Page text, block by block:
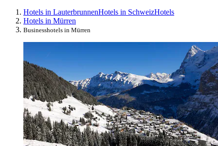
Hotels in LauterbrunnenHotels in SchweizHotels
Hotels in Mürren
Businesshotels in Mürren